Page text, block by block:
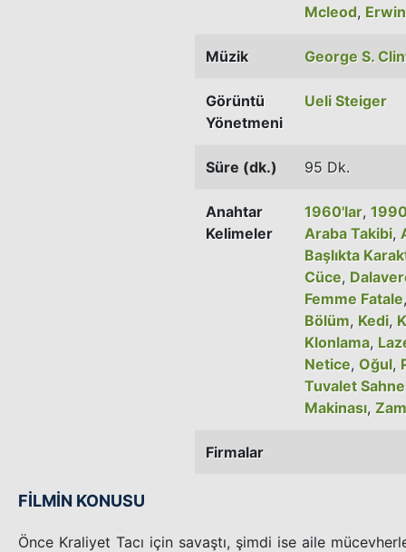
Mcleod,
Müzik George S.
Görüntü
Yönetmeni
Ueli Steiger
Süre (dk.) 95 Dk.
Anahtar
Kelimeler
1960'lar,
Araba Takibi,
Başlıkta
Cüce,
Femme Fatale
Bölüm, Kedi,
Klonlama,
Netice, Oğul,
Tuvalet
Makinası,
Firmalar
FİLMİN KONUSU
Önce Kraliyet Tacı için savaştı, şimdi ise aile